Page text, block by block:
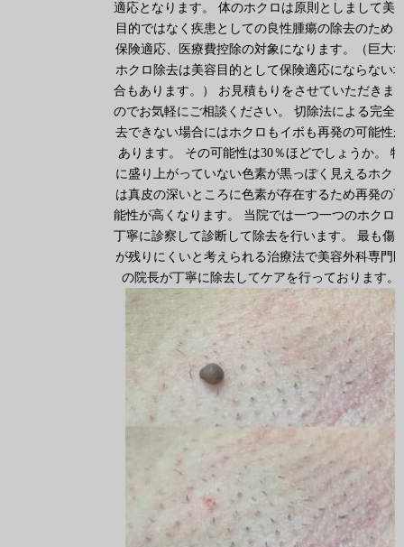
適応となります。 体のホクロは原則としまして美
目的ではなく疾患としての良性腫瘍の除去のた
保険適応、医療費控除の対象になります。（巨大
ホクロ除去は美容目的として保険適応にならない
合もあります。） お見積もりをさせていただきま
のでお気軽にご相談ください。 切除法による完全
去できない場合にはホクロもイボも再発の可能性
あります。 その可能性は30％ほどでしょうか。 特
に盛り上がっていない色素が黒っぽく見えるホク
は真皮の深いところに色素が存在するため再発の
能性が高くなります。 当院では一つ一つのホクロ
丁寧に診察して診断して除去を行います。 最も傷
が残りにくいと考えられる治療法で美容外科専門
の院長が丁寧に除去してケアを行っております。